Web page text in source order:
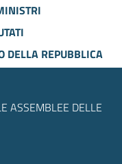
DELLA REPUBBLICA
ASSEMBLEE DELLE